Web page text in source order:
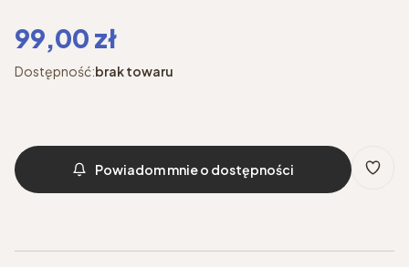
Cena
99,00 zł
Dostępność:brak towaru
Powiadom mnie o dostępności